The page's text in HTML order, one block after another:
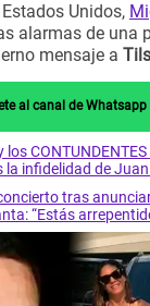
Unidos,
alarmas de una
mensaje a
al canal de Whatsapp
la infidelidad de
tras
“Estás